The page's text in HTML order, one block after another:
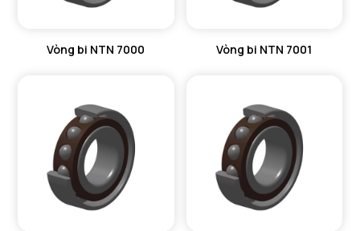
Vòng bi NTN 7000 Vòng bi NTN 7001